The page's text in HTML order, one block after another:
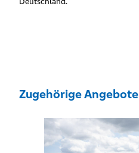
Zugehörige Angebote